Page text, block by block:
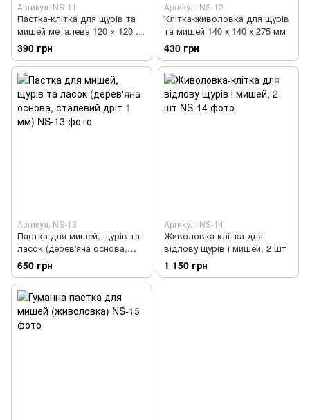
Артикул: NS-11
Пастка-клітка для щурів та
мишей металева 120 × 120 ×
250 мм
390 грн
Артикул: NS-12
Клітка-живоловка для щурів
та мишей 140 х 140 х 275 мм
430 грн
Артикул: NS-13
Пастка для мишей, щурів та
ласок (дерев'яна основа,
сталевий дріт 1 мм)
650 грн
Артикул: NS-14
Живоловка-клітка для
відлову щурів і мишей, 2 шт
1 150 грн